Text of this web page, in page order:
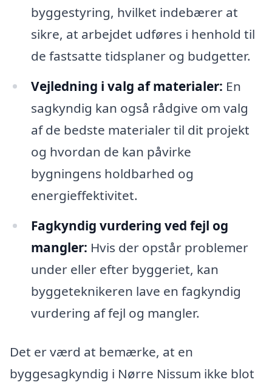
byggestyring, hvilket indebærer at
sikre, at arbejdet udføres i henhold til
de fastsatte tidsplaner og budgetter.
Vejledning i valg af materialer: En
sagkyndig kan også rådgive om valg
af de bedste materialer til dit projekt
og hvordan de kan påvirke
bygningens holdbarhed og
energieffektivitet.
Fagkyndig vurdering ved fejl og
mangler: Hvis der opstår problemer
under eller efter byggeriet, kan
byggeteknikeren lave en fagkyndig
vurdering af fejl og mangler.
Det er værd at bemærke, at en
byggesagkyndig i Nørre Nissum ikke blot